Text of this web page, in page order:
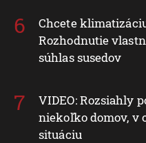
Chcete
Rozhodnutie
súhlas susedov
VIDEO: Rozsiahly
niekoľko domov, v
situáciu